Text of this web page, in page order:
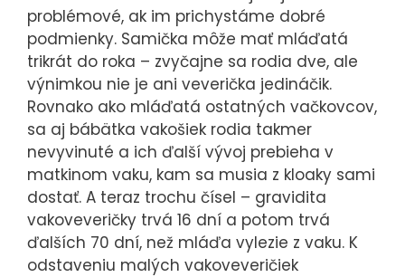
problémové, ak im prichystáme dobré
podmienky. Samička môže mať mláďatá
trikrát do roka – zvyčajne sa rodia dve, ale
výnimkou nie je ani veverička jedináčik.
Rovnako ako mláďatá ostatných vačkovcov,
sa aj bábätka vakošiek rodia takmer
nevyvinuté a ich ďalší vývoj prebieha v
matkinom vaku, kam sa musia z kloaky sami
dostať. A teraz trochu čísel – gravidita
vakoveveričky trvá 16 dní a potom trvá
ďalších 70 dní, než mláďa vylezie z vaku. K
odstaveniu malých vakoveveričiek